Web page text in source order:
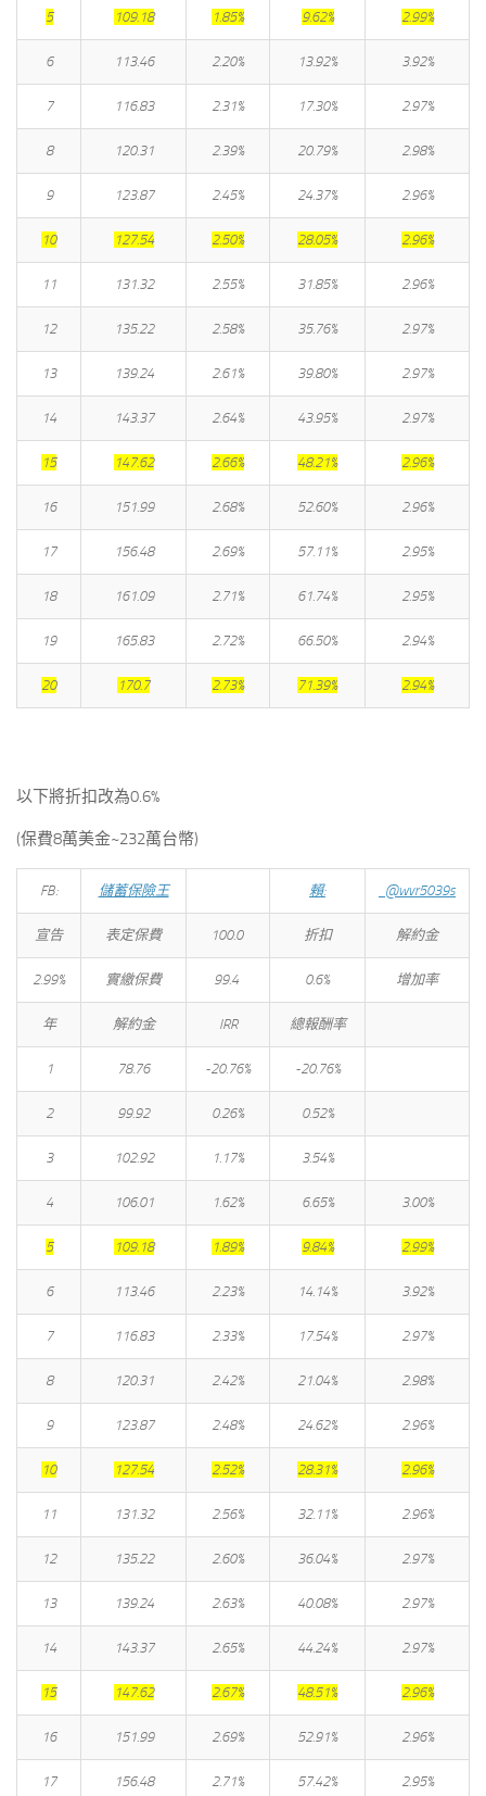
5 109.18 1.85% 9.62% 2.99%
6 113.46 2.20% 13.92% 3.92%
7 116.83 2.31% 17.30% 2.97%
8 120.31 2.39% 20.79% 2.98%
9 123.87 2.45% 24.37% 2.96%
10 127.54 2.50% 28.05% 2.96%
11 131.32 2.55% 31.85% 2.96%
12 135.22 2.58% 35.76% 2.97%
13 139.24 2.61% 39.80% 2.97%
14 143.37 2.64% 43.95% 2.97%
15 147.62 2.66% 48.21% 2.96%
16 151.99 2.68% 52.60% 2.96%
17 156.48 2.69% 57.11% 2.95%
18 161.09 2.71% 61.74% 2.95%
19 165.83 2.72% 66.50% 2.94%
20 170.7 2.73% 71.39% 2.94%
以下將折扣改為0.6%
(保費8萬美金~232萬台幣)
FB: 儲蓄保險王 賴: @wvr5039s
宣告 表定保費 100.0 折扣 解約金
2.99% 實繳保費 99.4 0.6% 增加率
年 解約金 IRR 總報酬率
1 78.76 -20.76% -20.76%
2 99.92 0.26% 0.52%
3 102.92 1.17% 3.54%
4 106.01 1.62% 6.65% 3.00%
5 109.18 1.89% 9.84% 2.99%
6 113.46 2.23% 14.14% 3.92%
7 116.83 2.33% 17.54% 2.97%
8 120.31 2.42% 21.04% 2.98%
9 123.87 2.48% 24.62% 2.96%
10 127.54 2.52% 28.31% 2.96%
11 131.32 2.56% 32.11% 2.96%
12 135.22 2.60% 36.04% 2.97%
13 139.24 2.63% 40.08% 2.97%
14 143.37 2.65% 44.24% 2.97%
15 147.62 2.67% 48.51% 2.96%
16 151.99 2.69% 52.91% 2.96%
17 156.48 2.71% 57.42% 2.95%